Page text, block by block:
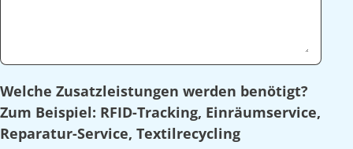
Welche Zusatzleistungen werden benötigt?
Zum Beispiel: RFID-Tracking, Einräumservice,
Reparatur-Service, Textilrecycling